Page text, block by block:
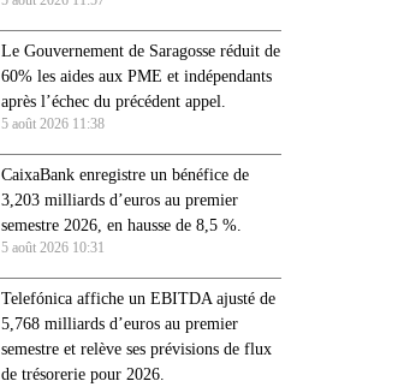
Le Gouvernement de Saragosse réduit de
60% les aides aux PME et indépendants
après l’échec du précédent appel.
5 août 2026 11:38
CaixaBank enregistre un bénéfice de
3,203 milliards d’euros au premier
semestre 2026, en hausse de 8,5 %.
5 août 2026 10:31
Telefónica affiche un EBITDA ajusté de
5,768 milliards d’euros au premier
semestre et relève ses prévisions de flux
de trésorerie pour 2026.